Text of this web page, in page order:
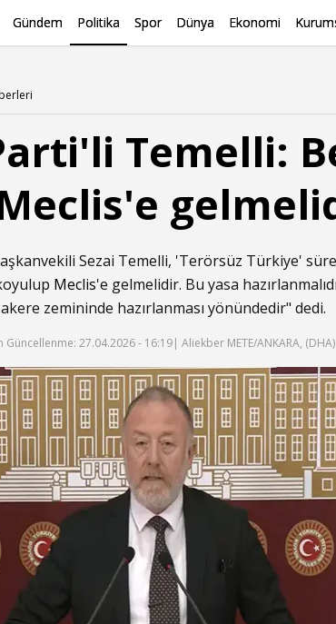
Gündem Politika Spor Dünya Ekonomi
Temelli:
Sezai Temelli, 'Terörsüz Türkiye'
Meclis'e gelmelidir. Bu yasa
zemininde hazırlanması yönündedir" dedi.
Güncellenme: 27.04.2026 - 16:19| Aliekber METE/ANKARA, (DHA)